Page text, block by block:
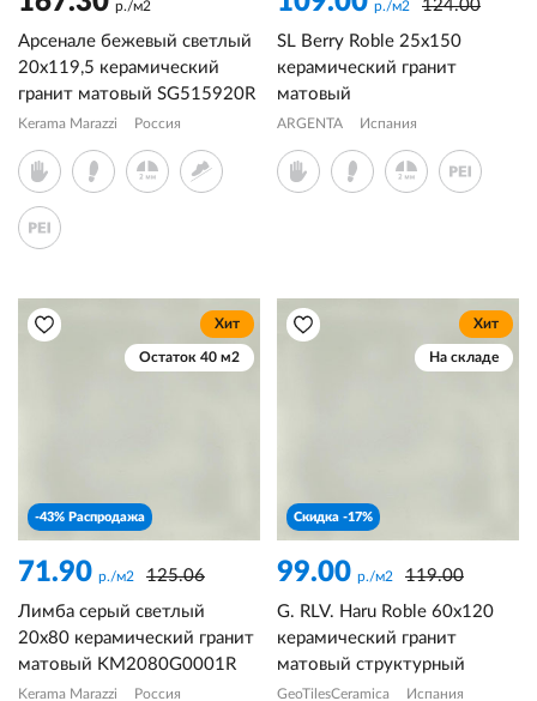
р./м2
Арсенале бежевый светлый
20x119,5 керамический
гранит матовый SG515920R
Kerama Marazzi Россия
р./м2
124.00
SL Berry Roble 25x150
керамический гранит
матовый
ARGENTA Испания
Хит
Остаток 40 м2
-43% Распродажа
71.90 р./м2
125.06
Лимба серый светлый
20x80 керамический гранит
матовый KM2080G0001R
Kerama Marazzi Россия
Хит
На складе
Скидка -17%
99.00 р./м2
119.00
G. RLV. Haru Roble 60x120
керамический гранит
матовый структурный
GeoTilesCeramica Испания